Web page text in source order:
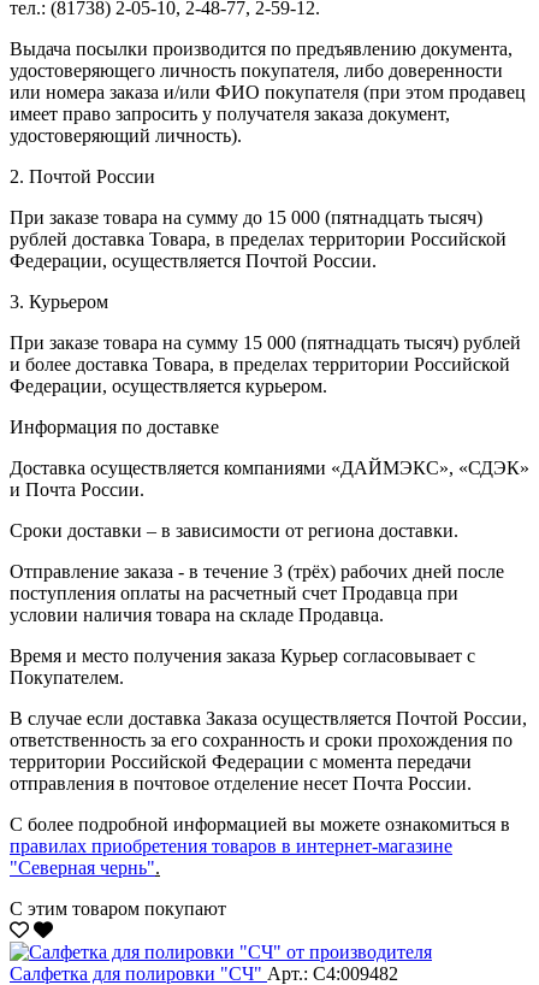
тел.: (81738) 2-05-10, 2-48-77, 2-59-12.
Выдача посылки производится по предъявлению документа,
удостоверяющего личность покупателя, либо доверенности
или номера заказа и/или ФИО покупателя (при этом продавец
имеет право запросить у получателя заказа документ,
удостоверяющий личность).
2. Почтой России
При заказе товара на сумму до 15 000 (пятнадцать тысяч)
рублей доставка Товара, в пределах территории Российской
Федерации, осуществляется Почтой России.
3. Курьером
При заказе товара на сумму 15 000 (пятнадцать тысяч) рублей
и более доставка Товара, в пределах территории Российской
Федерации, осуществляется курьером.
Информация по доставке
Доставка осуществляется компаниями «ДАЙМЭКС», «СДЭК»
и Почта России.
Сроки доставки – в зависимости от региона доставки.
Отправление заказа - в течение 3 (трёх) рабочих дней после
поступления оплаты на расчетный счет Продавца при
условии наличия товара на складе Продавца.
Время и место получения заказа Курьер согласовывает с
Покупателем.
В случае если доставка Заказа осуществляется Почтой России,
ответственность за его сохранность и сроки прохождения по
территории Российской Федерации с момента передачи
отправления в почтовое отделение несет Почта России.
С более подробной информацией вы можете ознакомиться в
правилах приобретения товаров в интернет-магазине
"Северная чернь".
С этим товаром покупают
Салфетка для полировки "CЧ" Арт.: С4:009482